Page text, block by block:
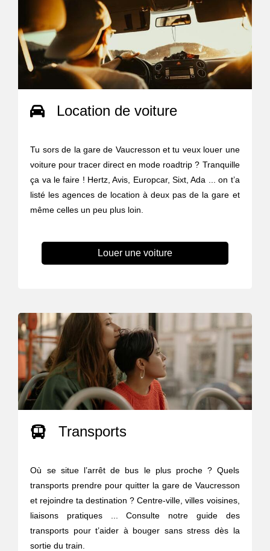
Location de voiture
Tu sors de la gare de Vaucresson et tu veux louer une
voiture pour tracer direct en mode roadtrip ? Tranquille
ça va le faire ! Hertz, Avis, Europcar, Sixt, Ada ... on t’a
listé les agences de location à deux pas de la gare et
même celles un peu plus loin.
Louer une voiture
Transports
Où se situe l’arrêt de bus le plus proche ? Quels
transports prendre pour quitter la gare de Vaucresson
et rejoindre ta destination ? Centre-ville, villes voisines,
liaisons pratiques ... Consulte notre guide des
transports pour t’aider à bouger sans stress dès la
sortie du train.